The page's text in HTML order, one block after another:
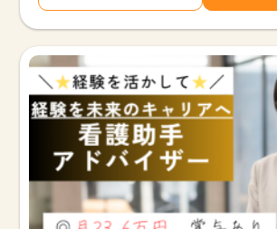
該当件数
他の条件を選択